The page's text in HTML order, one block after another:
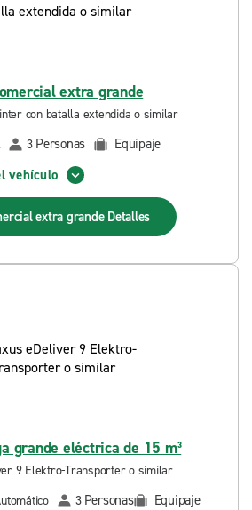
extra grande
con batalla extendida o similar
3 Personas
Equipaje
vehículo
extra grandeDetalles
grande eléctrica de 15 m³
9 Elektro-Transporter o similar
3 Personas
Equipaje